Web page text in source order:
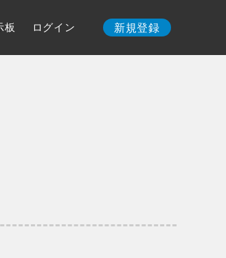
板 ログイン 新規登録